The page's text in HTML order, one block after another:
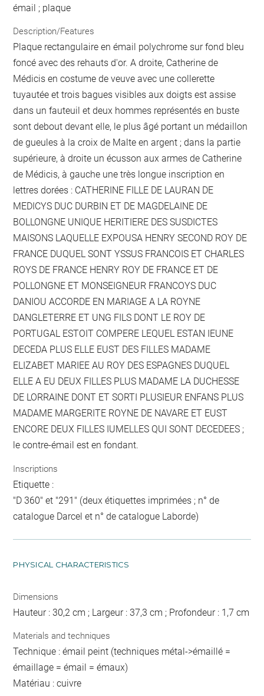
émail ; plaque
Description/Features
Plaque rectangulaire en émail polychrome sur fond bleu
foncé avec des rehauts d'or. A droite, Catherine de
Médicis en costume de veuve avec une collerette
tuyautée et trois bagues visibles aux doigts est assise
dans un fauteuil et deux hommes représentés en buste
sont debout devant elle, le plus âgé portant un médaillon
de gueules à la croix de Malte en argent ; dans la partie
supérieure, à droite un écusson aux armes de Catherine
de Médicis, à gauche une très longue inscription en
lettres dorées : CATHERINE FILLE DE LAURAN DE
MEDICYS DUC DURBIN ET DE MAGDELAINE DE
BOLLONGNE UNIQUE HERITIERE DES SUSDICTES
MAISONS LAQUELLE EXPOUSA HENRY SECOND ROY DE
FRANCE DUQUEL SONT YSSUS FRANCOIS ET CHARLES
ROYS DE FRANCE HENRY ROY DE FRANCE ET DE
POLLONGNE ET MONSEIGNEUR FRANCOYS DUC
DANIOU ACCORDE EN MARIAGE A LA ROYNE
DANGLETERRE ET UNG FILS DONT LE ROY DE
PORTUGAL ESTOIT COMPERE LEQUEL ESTAN IEUNE
DECEDA PLUS ELLE EUST DES FILLES MADAME
ELIZABET MARIEE AU ROY DES ESPAGNES DUQUEL
ELLE A EU DEUX FILLES PLUS MADAME LA DUCHESSE
DE LORRAINE DONT ET SORTI PLUSIEUR ENFANS PLUS
MADAME MARGERITE ROYNE DE NAVARE ET EUST
ENCORE DEUX FILLES IUMELLES QUI SONT DECEDEES ;
le contre-émail est en fondant.
Inscriptions
Etiquette :
"D 360" et "291" (deux étiquettes imprimées ; n° de
catalogue Darcel et n° de catalogue Laborde)
PHYSICAL CHARACTERISTICS
Dimensions
Hauteur : 30,2 cm ; Largeur : 37,3 cm ; Profondeur : 1,7 cm
Materials and techniques
Technique : émail peint (techniques métal->émaillé =
émaillage = émail = émaux)
Matériau : cuivre